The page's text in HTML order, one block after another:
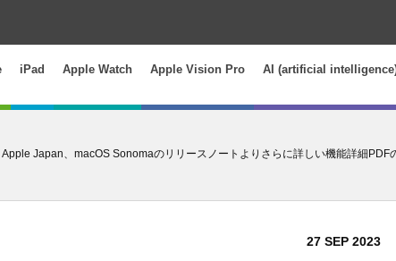
iPad Apple Watch Apple Vision Pro AI (artificial
Apple Japan、macOS Sonomaのリリースノートよりさらに詳しい機能詳細PDF
27 SEP 2023